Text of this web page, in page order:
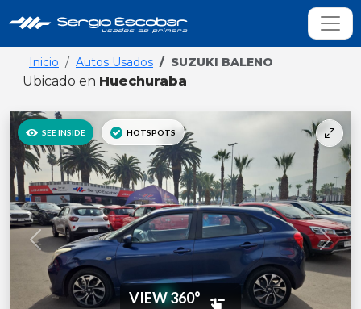
Inicio Autos Usados SUZUKI BALENO
Ubicado en Huechuraba
Previous Next